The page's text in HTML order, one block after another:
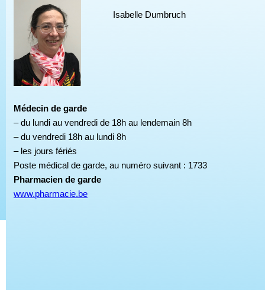
Isabelle Dumbruch
Médecin de garde
– du lundi au vendredi de 18h au lendemain 8h
– du vendredi 18h au lundi 8h
– les jours fériés
Poste médical de garde, au numéro suivant : 1733
Pharmacien de garde
www.pharmacie.be